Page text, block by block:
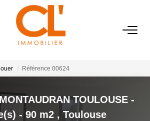
Référence 00624
TOULOUSE -
- 90 m2 , Toulouse